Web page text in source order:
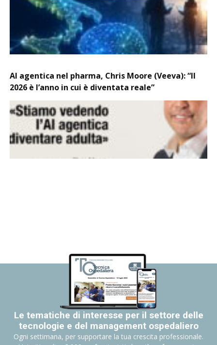
AI agentica nel pharma, Chris Moore (Veeva): “Il
2026 è l’anno in cui è diventata reale”
Le tematiche di interesse per il settore delle
tecnologie e del management ospedaliero
Ogni settimana, per supportare la tua crescita professionale.